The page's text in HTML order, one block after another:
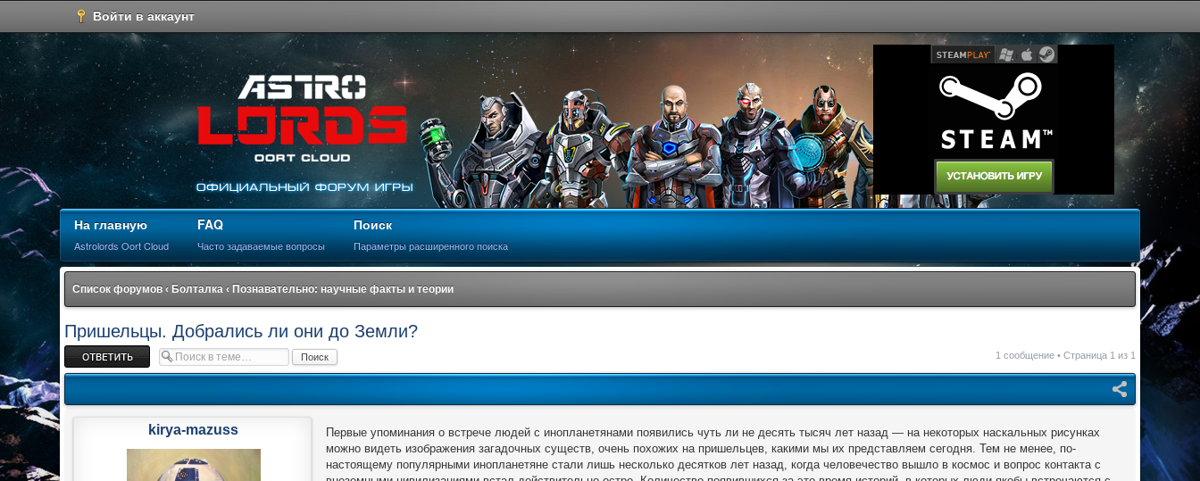
Войти в аккаунт
На главную
Astrolords Oort Cloud
FAQ
Часто задаваемые вопросы
Поиск
Параметры расширенного поиска
Список форумов ‹ Болталка ‹ Познавательно: научные факты и теории
Пришельцы. Добрались ли они до Земли?
Ответить 1 сообщение • Страница 1 из 1
Первые упоминания о встрече людей с инопланетянами появились чуть ли не десять тысяч лет назад — на некоторых наскальных рисунках
можно видеть изображения загадочных существ, очень похожих на пришельцев, какими мы их представляем сегодня. Тем не менее, по-
настоящему популярными инопланетяне стали лишь несколько десятков лет назад, когда человечество вышло в космос и вопрос контакта с
kirya-mazuss